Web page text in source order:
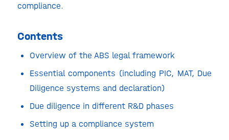
compliance.
Contents
Overview of the ABS legal framework
Essential components (including PIC, MAT, Due
Diligence systems and declaration)
Due diligence in different R&D phases
Setting up a compliance system